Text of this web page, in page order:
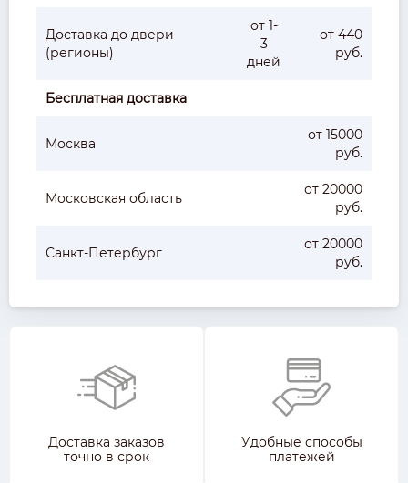
Доставка до двери
(регионы)
от 1-
3
дней
от 440
руб.
Бесплатная доставка
Москва
от 15000
руб.
Московская область
от 20000
руб.
Санкт-Петербург
от 20000
руб.
Доставка заказов
точно в срок
Удобные способы
платежей